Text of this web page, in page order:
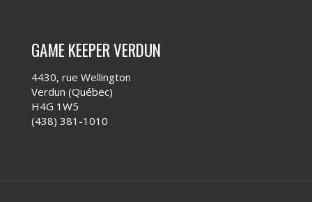
GAME KEEPER VERDUN
4430, rue Wellington
Verdun (Québec)
H4G 1W5
(438) 381-1010